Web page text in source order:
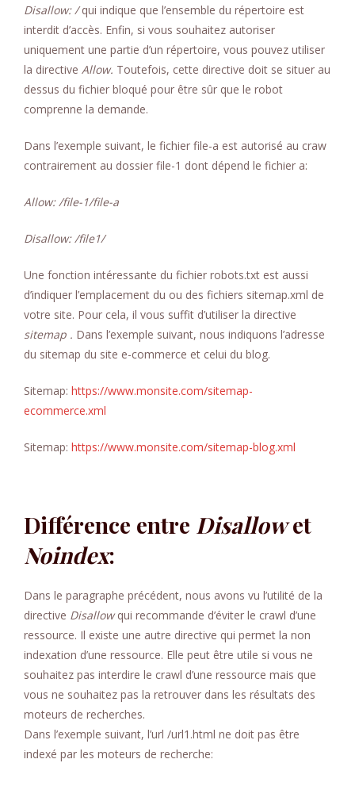
Disallow: /qui indique que l’ensemble du répertoire est
interdit d’accès. Enfin, si vous souhaitez autoriser
uniquement une partie d’un répertoire, vous pouvez utiliser
la directive Allow. Toutefois, cette directive doit se situer au
dessus du fichier bloqué pour être sûr que le robot
comprenne la demande.
Dans l’exemple suivant, le fichier file-a est autorisé au craw
contrairement au dossier file-1 dont dépend le fichier a:
Allow: /file-1/file-a
Disallow: /file1/
Une fonction intéressante du fichier robots.txt est aussi
d’indiquer l’emplacement du ou des fichiers sitemap.xml de
votre site. Pour cela, il vous suffit d’utiliser la directive
sitemap . Dans l’exemple suivant, nous indiquons l’adresse
du sitemap du site e-commerce et celui du blog.
Sitemap: https://www.monsite.com/sitemap-
ecommerce.xml
Sitemap: https://www.monsite.com/sitemap-blog.xml
Différence entre Disallowet
Noindex:
Dans le paragraphe précédent, nous avons vu l’utilité de la
directive Disallowqui recommande d’éviter le crawl d’une
ressource. Il existe une autre directive qui permet la non
indexation d’une ressource. Elle peut être utile si vous ne
souhaitez pas interdire le crawl d’une ressource mais que
vous ne souhaitez pas la retrouver dans les résultats des
moteurs de recherches.
Dans l’exemple suivant, l’url /url1.html ne doit pas être
indexé par les moteurs de recherche: